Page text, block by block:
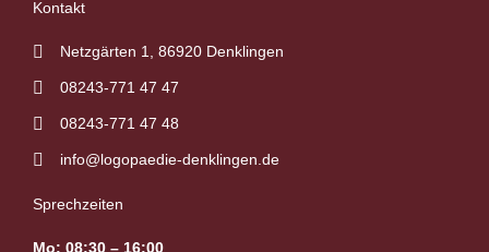
Kontakt
Netzgärten 1, 86920 Denklingen
08243-771 47 47
08243-771 47 48
info@logopaedie-denklingen.de
Sprechzeiten
Mo: 08:30 – 16:00